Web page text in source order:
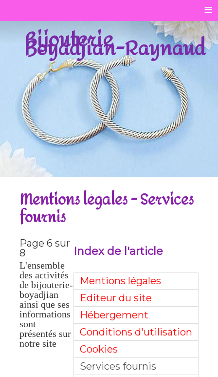
≡
Bijouterie
Boyadjian-Raynaud
Mentions légales - Services
fournis
Index de l'article
Mentions légales
Editeur du site
Hébergement
Conditions d'utilisation
Cookies
Services fournis
Page 6 sur
8
L'ensemble
des activités
de bijouterie-
boyadjian
ainsi que ses
informations
sont
présentés sur
notre site